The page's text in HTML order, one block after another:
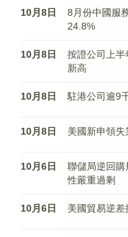
10月8日
8月份中國服
24.8%
10月8日
按證公司上
新高
10月8日 駐港公司逾9
10月8日 美國新申領
10月6日
聯儲局逆回
性嚴重過剩
10月6日 美國貿易逆